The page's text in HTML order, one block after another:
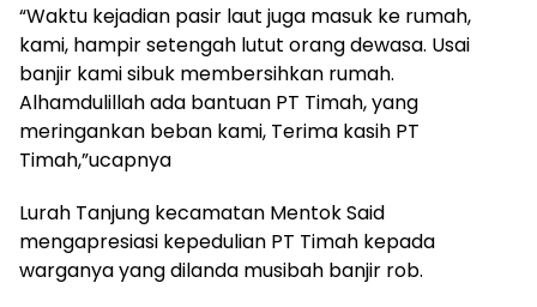
“Waktu kejadian pasir laut juga masuk ke rumah,
kami, hampir setengah lutut orang dewasa. Usai
banjir kami sibuk membersihkan rumah.
Alhamdulillah ada bantuan PT Timah, yang
meringankan beban kami, Terima kasih PT
Timah,”ucapnya
Lurah Tanjung kecamatan Mentok Said
mengapresiasi kepedulian PT Timah kepada
warganya yang dilanda musibah banjir rob.